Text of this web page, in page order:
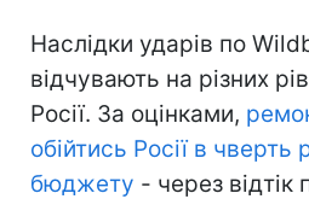
Наслідки ударів по
відчувають на різних
Росії. За оцінками,
обійтись Росії в чверть
бюджету - через відтік